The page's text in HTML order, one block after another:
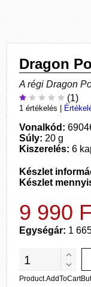
Dragon
A régi Dragon
(1)
1 értékelés
Vonalkód:
Súly: 20 g
Kiszerelés: 6
Készlet
Készlet
9 990
Egységár: 1